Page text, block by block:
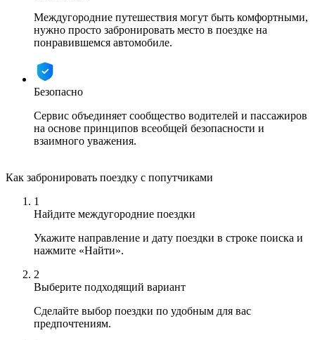
Междугородние путешествия могут быть комфортными,
нужно просто забронировать место в поездке на
понравившемся автомобиле.
Безопасно
Сервис объединяет сообщество водителей и пассажиров
на основе принципов всеобщей безопасности и
взаимного уважения.
Как забронировать поездку с попутчиками
1
Найдите междугородние поездки
Укажите направление и дату поездки в строке поиска и
нажмите «Найти».
2
Выберите подходящий вариант
Сделайте выбор поездки по удобным для вас
предпочтениям.